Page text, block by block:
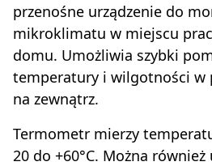
przenośne urządzenie do
mikroklimatu w miejscu
domu. Umożliwia szybki
temperatury i wilgotności w
na zewnątrz.
Termometr mierzy
20 do +60°C. Można